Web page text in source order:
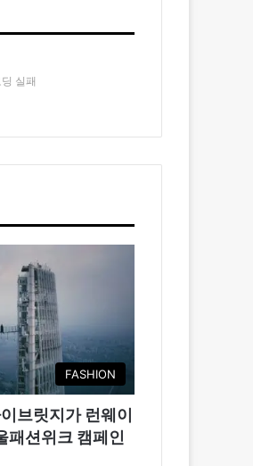
실패
FASHION
브릿지가 런웨이
션위크 캠페인